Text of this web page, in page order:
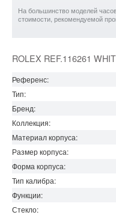
На большинство моделей
стоимости, рекомендуемой
ROLEX REF.116261
Референс:
Тип:
Бренд:
Коллекция:
Материал корпуса:
Размер корпуса:
Форма корпуса:
Тип калибра:
Функции:
Стекло: